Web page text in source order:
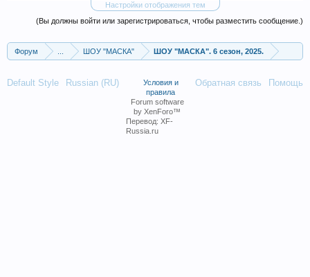
Настройки отображения тем
(Вы должны войти или зарегистрироваться, чтобы разместить сообщение.)
Форум ШОУ "МАСКА" ШОУ "МАСКА". 6 сезон, 2025.
Default Style Russian (RU) Обратная связь Помощь
Условия и
правила
Forum software
by XenForo™
Перевод: XF-
Russia.ru